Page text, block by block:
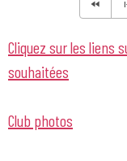
Cliquez sur les liens
souhaitées
Club photos